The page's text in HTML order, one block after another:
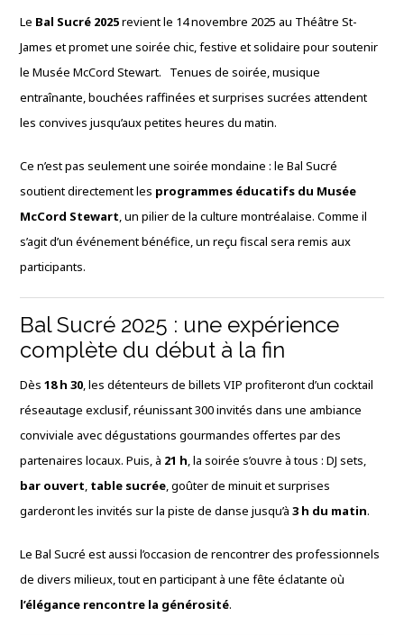
Le Bal Sucré 2025revient le 14 novembre 2025 au Théâtre St-
James et promet une soirée chic, festive et solidaire pour soutenir
le Musée McCord Stewart. Tenues de soirée, musique
entraînante, bouchées raffinées et surprises sucrées attendent
les convives jusqu’aux petites heures du matin.
Ce n’est pas seulement une soirée mondaine : le Bal Sucré
soutient directement les programmes éducatifs du Musée
McCord Stewart, un pilier de la culture montréalaise. Comme il
s’agit d’un événement bénéfice, un reçu fiscal sera remis aux
participants.
Bal Sucré 2025 : une expérience
complète du début à la fin
Dès18 h 30, les détenteurs de billets VIP profiteront d’un cocktail
réseautage exclusif, réunissant 300 invités dans une ambiance
conviviale avec dégustations gourmandes offertes par des
partenaires locaux. Puis, à 21 h, la soirée s’ouvre à tous : DJ sets,
bar ouvert, table sucrée, goûter de minuit et surprises
garderont les invités sur la piste de danse jusqu’à3 h du matin.
Le Bal Sucré est aussi l’occasion de rencontrer des professionnels
de divers milieux, tout en participant à une fête éclatante où
l’élégance rencontre la générosité.